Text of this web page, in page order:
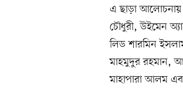
এ ছাড়া আলোচনায়
চৌধুরী, উইমেন
লিড শারমিন
মাহমুদুর রহমান,
মাহাপারা আলম